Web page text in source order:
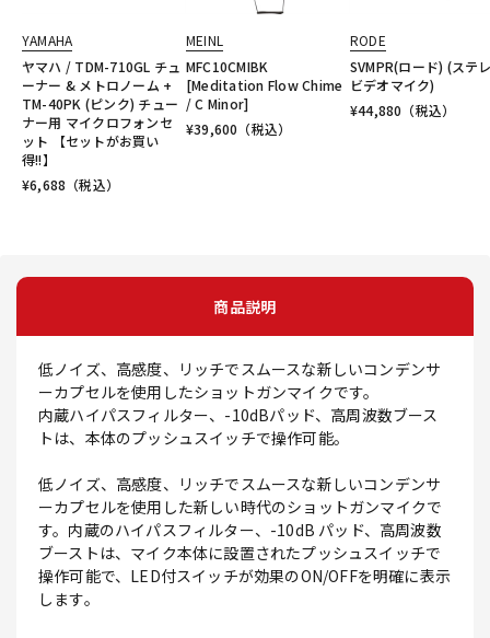
YAMAHA
ヤマハ / TDM-710GL チュ
ーナー & メトロノーム +
TM-40PK (ピンク) チュー
ナー用 マイクロフォンセ
ット 【セットがお買い
得!!】
¥6,688 （税込）
MEINL
MFC10CMIBK
[Meditation Flow Chime
/ C Minor]
¥39,600 （税込）
RODE
SVMPR(ロード) (ステ
ビデオマイク)
¥44,880 （税込）
商品説明
低ノイズ、高感度、リッチでスムースな新しいコンデンサ
ーカプセルを使用したショットガンマイクです。
内蔵ハイパスフィルター、-10dBパッド、高周波数ブース
トは、本体のプッシュスイッチで操作可能。
低ノイズ、高感度、リッチでスムースな新しいコンデンサ
ーカプセルを使用した新しい時代のショットガンマイクで
す。内蔵のハイパスフィルター、-10dB パッド、高周波数
ブーストは、マイク本体に設置されたプッシュスイッチで
操作可能で、LED付スイッチが効果のON/OFFを明確に表示
します。